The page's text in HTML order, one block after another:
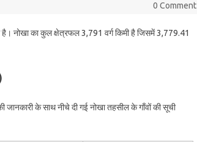
0 Comment
नोखा का कुल क्षेत्रफल 3,791 वर्ग किमी है जिसमें 3,779.41
के साथ नीचे दी गई नोखा तहसील के गाँवों की सूची